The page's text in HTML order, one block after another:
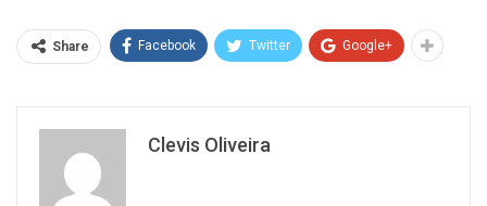
Share Facebook Twitter Google+
Clevis Oliveira